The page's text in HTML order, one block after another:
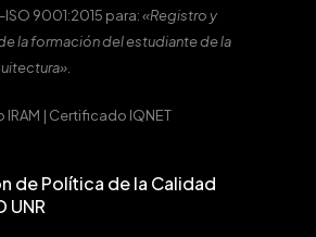
ISO 9001:2015 para:«Registro y
la formación del estudiante de la
| Certificado IQNET
de Política de la Calidad
UNR